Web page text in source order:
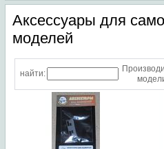
Аксессуары для
моделей
найти: